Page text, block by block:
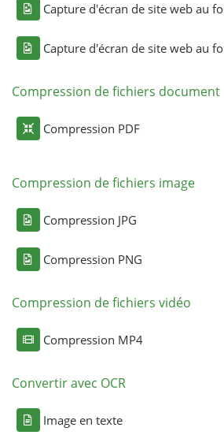
Capture d'écran de site web au
Capture d'écran de site web au
Compression de fichiers document
Compression PDF
Compression de fichiers image
Compression JPG
Compression PNG
Compression de fichiers vidéo
Compression MP4
Convertir avec OCR
Image en texte